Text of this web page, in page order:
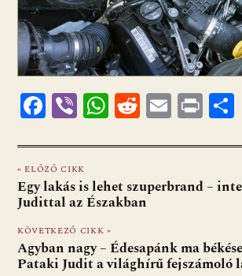
F
e
b
o
o
k
Vi
er
W
at
s
A
p
p
R
d
di
t
E
ai
l
Pr
t
« ELŐZŐ CIKK
Egy lakás is lehet szuperbrand –
Judittal az Északban
KÖVETKEZŐ CIKK »
Agyban nagy – Édesapánk ma
Pataki Judit a világhírű fejszámoló